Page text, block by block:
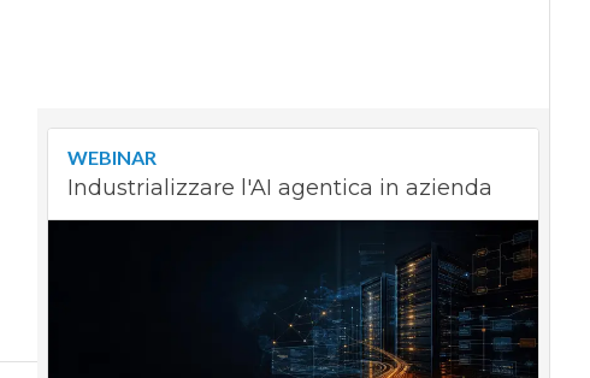
WEBINAR
Industrializzare l'AI agentica in azienda